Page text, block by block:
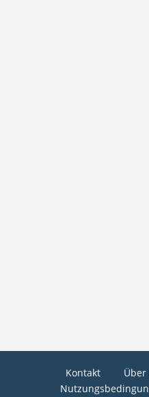
Kontakt Über